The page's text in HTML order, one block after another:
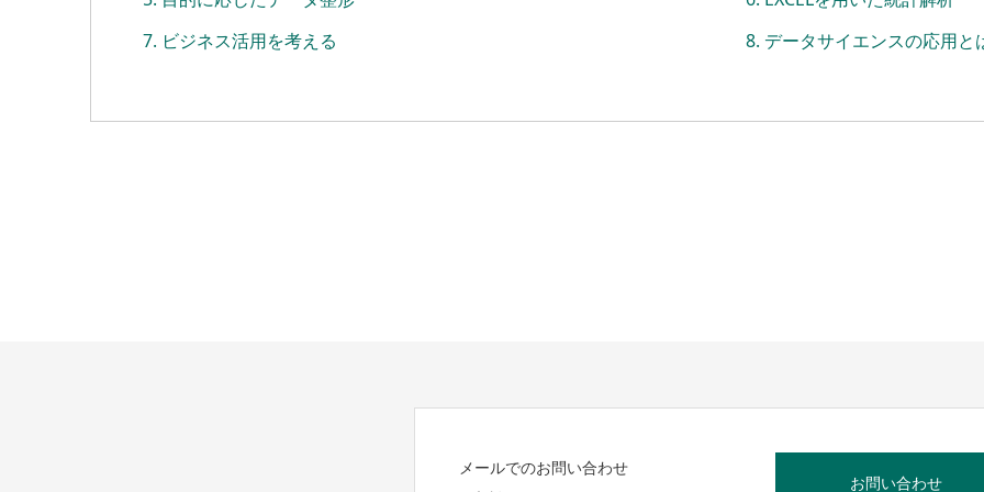
ビジネス活用を考える
データサイエンスの応用と
メールでのお問い合わせ
お問い合わせ